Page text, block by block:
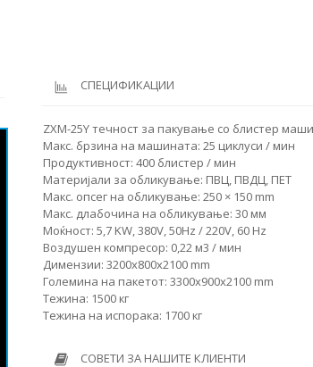
СПЕЦИФИКАЦИИ
ZXM-25Y течност за пакување со блистер
Макс. брзина на машината: 25 циклуси / мин
Продуктивност: 400 блистер / мин
Материјали за обликување: ПВЦ, ПВДЦ, ПЕТ
Макс. опсег на обликување: 250 × 150 mm
Макс. длабочина на обликување: 30 мм
Моќност: 5,7 KW, 380V, 50Hz / 220V, 60 Hz
Воздушен компресор: 0,22 м3 / мин
Димензии: 3200x800x2100 mm
Големина на пакетот: 3300x900x2100 mm
Тежина: 1500 кг
Тежина на испорака: 1700 кг
СОВЕТИ ЗА НАШИТЕ КЛИЕНТИ